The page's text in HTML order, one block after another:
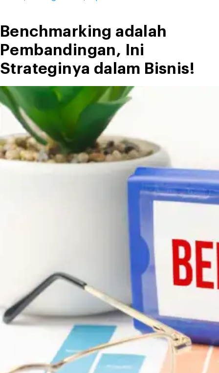
dan
Strateginya”
Benchmarking adalah
Pembandingan, Ini
Strateginya dalam Bisnis!